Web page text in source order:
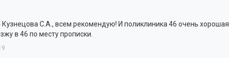
С.А., всем рекомендую! И поликлиника 46 очень хорошая.
в 46 по месту прописки.